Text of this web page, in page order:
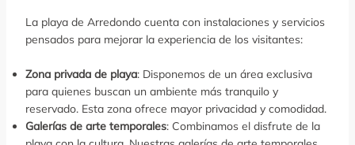
La playa de Arredondo cuenta con instalaciones y servicios
pensados para mejorar la experiencia de los visitantes:
Zona privada de playa: Disponemos de un área exclusiva
para quienes buscan un ambiente más tranquilo y
reservado. Esta zona ofrece mayor privacidad y comodidad.
Galerías de arte temporales: Combinamos el disfrute de la